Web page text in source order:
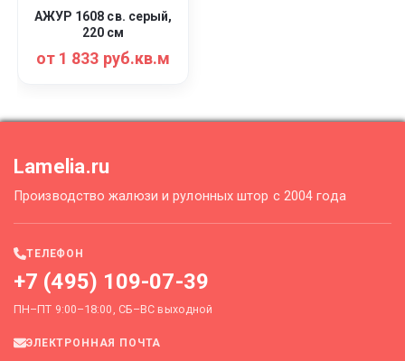
АЖУР 1608 св. серый,
220 см
от 1 833 руб.кв.м
Lamelia.ru
Производство жалюзи и рулонных штор с 2004 года
ТЕЛЕФОН
+7 (495) 109-07-39
ПН–ПТ 9:00–18:00, СБ–ВС выходной
ЭЛЕКТРОННАЯ ПОЧТА